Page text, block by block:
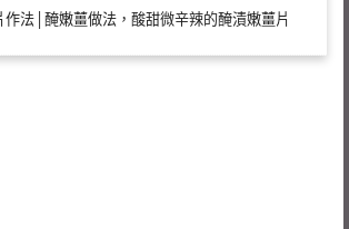
作法│醃嫩薑做法，酸甜微辛辣的醃漬嫩薑片